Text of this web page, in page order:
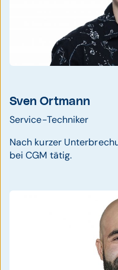
Sven Ortmann
Service-Techniker
Nach kurzer
bei CGM tätig.